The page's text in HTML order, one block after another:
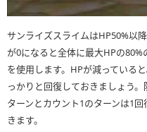
サンライズスライムはHP50%以
が0になると全体に最大HPの80%
を使用します。HPが減っている
っかりと回復しておきましょう
ターンとカウント1のターンは1
きます。